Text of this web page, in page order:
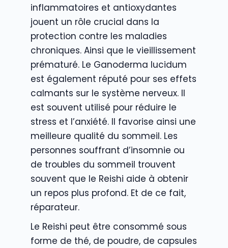
inflammatoires et antioxydantes
jouent un rôle crucial dans la
protection contre les maladies
chroniques. Ainsi que le vieillissement
prématuré. Le Ganoderma lucidum
est également réputé pour ses effets
calmants sur le système nerveux. Il
est souvent utilisé pour réduire le
stress et l’anxiété. Il favorise ainsi une
meilleure qualité du sommeil. Les
personnes souffrant d’insomnie ou
de troubles du sommeil trouvent
souvent que le Reishi aide à obtenir
un repos plus profond. Et de ce fait,
réparateur.
Le Reishi peut être consommé sous
forme de thé, de poudre, de capsules